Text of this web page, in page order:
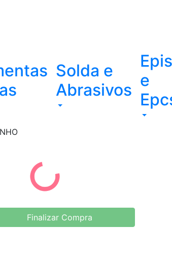
Solda e
Abrasivos
Epis
e
Finalizar Compra